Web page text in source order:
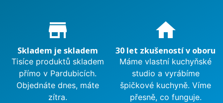
Proč nakupovat u nás?
store_mall_directory
Skladem je skladem
Tisíce produktů skladem
přímo v Pardubicích.
Objednáte dnes, máte
zítra.
home
30 let zkušeností v oboru
Máme vlastní kuchyňské
studio a vyrábíme
špičkové kuchyně. Víme
přesně, co funguje.